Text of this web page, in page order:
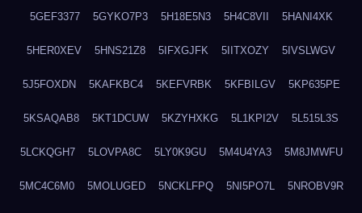
5GEF3377 5GYKO7P3 5H18E5N3 5H4C8VII 5HANI4XK
5HER0XEV 5HNS21Z8 5IFXGJFK 5IITXOZY 5IVSLWGV
5J5FOXDN 5KAFKBC4 5KEFVRBK 5KFBILGV 5KP635PE
5KSAQAB8 5KT1DCUW 5KZYHXKG 5L1KPI2V 5L515L3S
5LCKQGH7 5LOVPA8C 5LY0K9GU 5M4U4YA3 5M8JMWFU
5MC4C6M0 5MOLUGED 5NCKLFPQ 5NI5PO7L 5NROBV9R